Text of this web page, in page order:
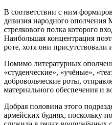
В соответствии с ним
дивизия народного ополчения
стрелкового полка которого
Наибольшая концентрация
роте, хотя они присутствовали
Помимо литературных
«студенческие», «учёные»,
добровольческие роты,
материального обеспечения и
Добрая половина этого
армейских буднях, поскольку